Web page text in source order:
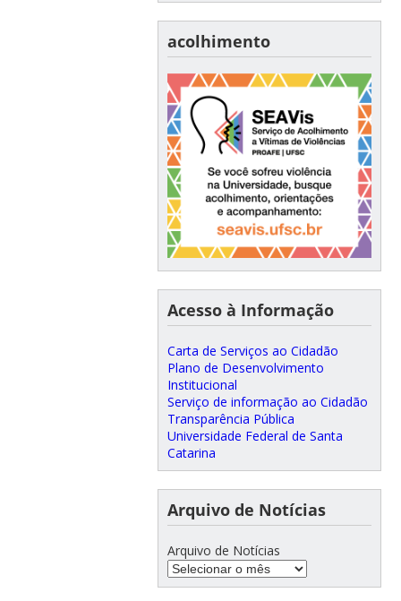
acolhimento
Acesso à Informação
Carta de Serviços ao Cidadão
Plano de Desenvolvimento
Institucional
Serviço de informação ao Cidadão
Transparência Pública
Universidade Federal de Santa
Catarina
Arquivo de Notícias
Arquivo de Notícias